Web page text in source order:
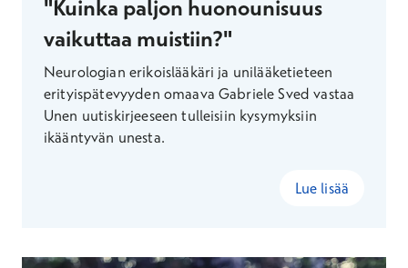
"Kuinka paljon huonounisuus
vaikuttaa muistiin?"
Neurologian erikoislääkäri ja unilääketieteen
erityispätevyyden omaava Gabriele Sved vastaa
Unen uutiskirjeeseen tulleisiin kysymyksiin
ikääntyvän unesta.
Lue lisää